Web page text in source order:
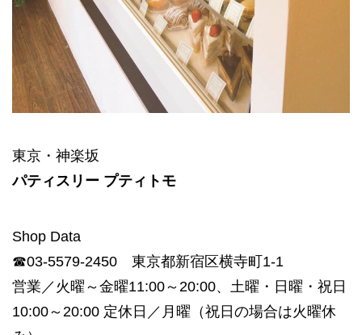
東京・神楽坂
パティスリー プティトモ
Shop Data
☎03-5579-2450 東京都新宿区横寺町1-1
営業／火曜～金曜11:00～20:00、土曜・日曜・祝日
10:00～20:00 定休日／月曜（祝日の場合は火曜休